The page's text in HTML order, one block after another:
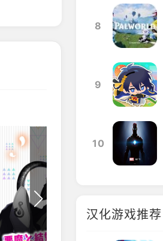
8
9
10
汉化游戏推荐